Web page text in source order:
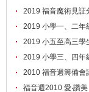
2019 福音魔術見証
2019 小學一、二年
2019 小五至高三學
2019 小學三、四年
2010 福音週籌備會
福音週2010 愛‧讚美